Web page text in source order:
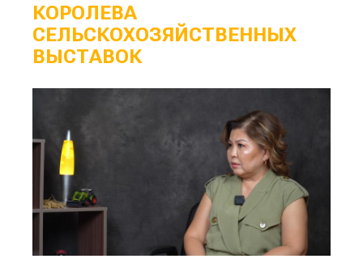
КОРОЛЕВА
СЕЛЬСКОХОЗЯЙСТВЕННЫХ
ВЫСТАВОК